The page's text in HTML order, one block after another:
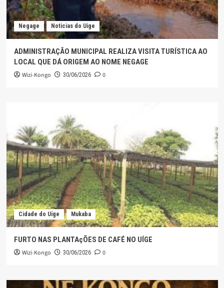
Negage Noticias do Uige
ADMINISTRAÇÃO MUNICIPAL REALIZA VISITA TURÍSTICA AO
LOCAL QUE DÁ ORIGEM AO NOME NEGAGE
Wizi-Kongo 30/06/2026 0
Cidade do Uíge Mukaba
FURTO NAS PLANTAçÕES DE CAFÉ NO UÍGE
Wizi-Kongo 30/06/2026 0